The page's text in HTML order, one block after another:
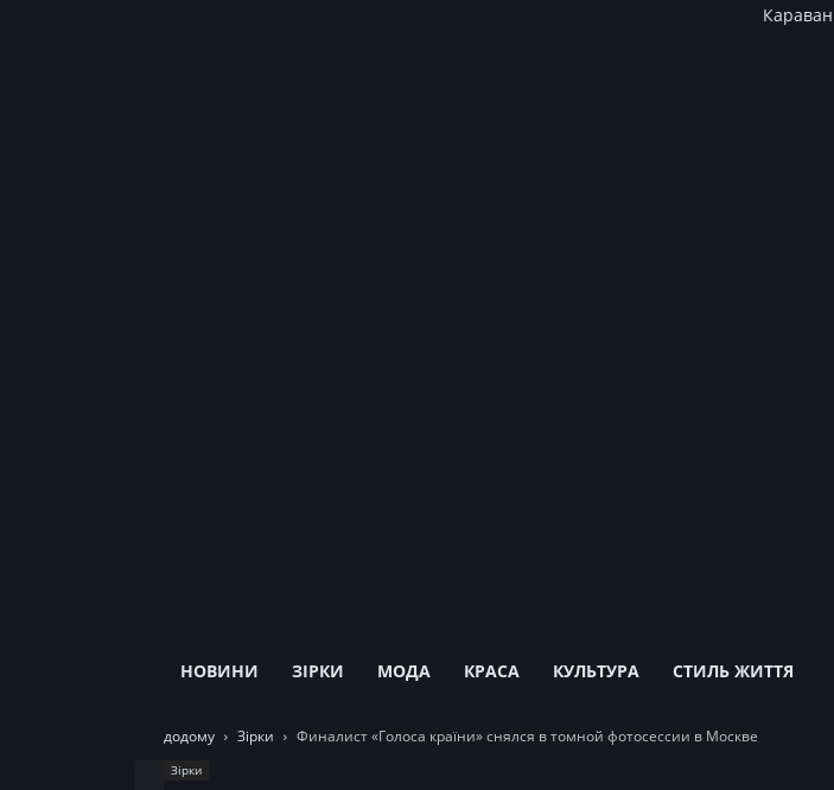
Караван
НОВИНИ ЗІРКИ МОДА КРАСА КУЛЬТУРА СТИЛЬ ЖИТТЯ
додому Зірки Финалист «Голоса країни» снялся в томной фотосессии в Москве
Зірки